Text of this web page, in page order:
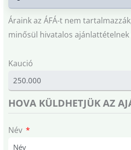
Áraink az ÁFÁ-t nem
minősül hivatalos ajánlattételnek
Kaució
HOVA KÜLDHETJÜK AZ
Név